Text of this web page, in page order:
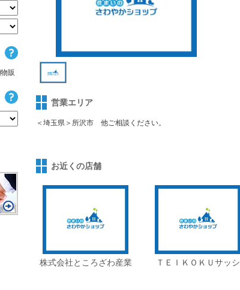
営業エリア
＜埼玉県＞所沢市 他ご相談ください。
お近くの店舗
株式会社ところざわ産業 ＴＥＩＫＯＫＵサッシ
物販